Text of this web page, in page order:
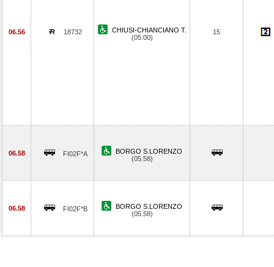
06.56 18732
CHIUSI-CHIANCIANO T.
(05.00)
15
06.58 FI02F*A
BORGO S.LORENZO
(05.58)
06.58 FI02F*B
BORGO S.LORENZO
(05.58)